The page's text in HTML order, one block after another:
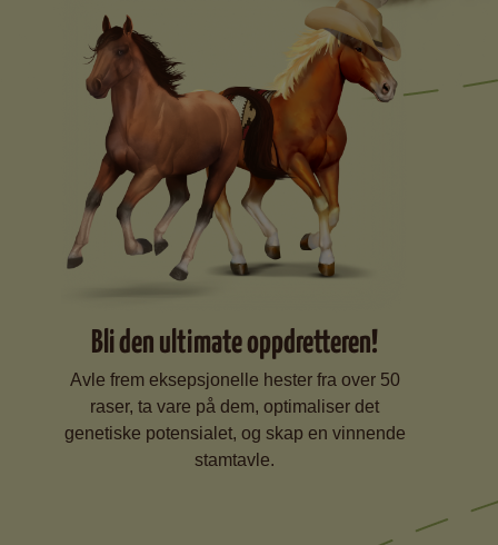
Bli den ultimate oppdretteren!
Avle frem eksepsjonelle hester fra over 50
raser, ta vare på dem, optimaliser det
genetiske potensialet, og skap en vinnende
stamtavle.